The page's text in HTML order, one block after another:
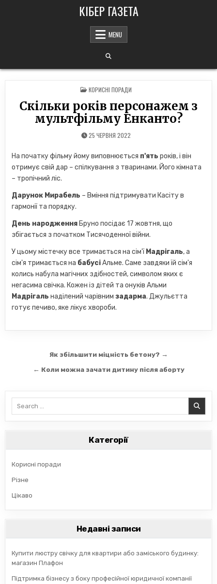
КІБЕР ГАЗЕТА
MENU
POSTED
IN
КОРИСНІ ПОРАДИ
Скільки років персонажем з
мультфільму Енканто?
25 ЧЕРВНЯ 2022
На початку фільму йому виповнюється п'ять років, і він
отримує свій дар – спілкування з тваринами. Його кімната
– тропічний ліс.
Дарунок Мирабель – Вміння підтримувати Касіту в
гармонії та порядку.
День народження Бруно посідає 17 жовтня, що
збігається з початком Тисячоденної війни.
У цьому містечку все тримається на сім'ї Мадрігаль, а
сім'я тримається на бабусіАльме. Саме завдяки їй сім'я
колись набула магічних здібностей, символом яких є
негасима свічка. Кожен із дітей та онуків Альми
Мадрігаль наділений чарівнимзадарма. Джульєтта
готує печиво, яке лікує хвороби.
Навігація
записів
Як збільшити міцність бетону? →
← Коли можна зачати дитину після аборту
Категорії
Корисні поради
Різне
Цікаво
Недавні записи
Купити люстру свічку для квартири або заміського будинку:
магазин Плафон
Підтримка бізнесу з боку професійної юридичної компанії